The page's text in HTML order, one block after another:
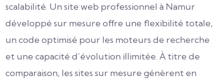
scalabilité. Un site web professionnel à Namur
développé sur mesure offre une flexibilité totale,
un code optimisé pour les moteurs de recherche
et une capacité d’évolution illimitée. À titre de
comparaison, les sites sur mesure génèrent en